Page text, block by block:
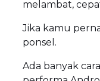
melambat,
Jika kamu
ponsel.
Ada banyak